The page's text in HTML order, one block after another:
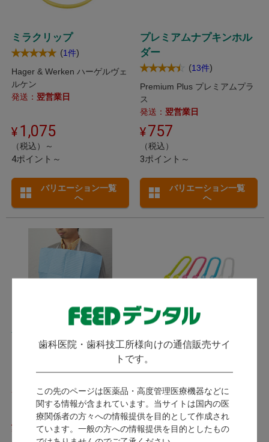
歯科医院・歯科技工所様向けの通信販売サイ
トです。
この先のページは医薬品・高度管理医療機器などに
関する情報が含まれています。当サイトは国内の医
療関係者の方々への情報提供を目的として作成され
ています。一般の方への情報提供を目的としたもの
ミラクリップ
(1件)
Hager & Werken ハーゲルヴェ
ルケン
発送： 翌営業日
1,075
（税込）～
4ポイント～
バリエーション一覧
へ
プレミアムナプキンホル
ダー
(13件)
Premium Plus プレミアムプラ
ス
発送： 翌営業日
757
（税込）
3ポイント～
バリエーション一覧
へ
ペーパーエプロンホルダ
ー テープタイプ
Premium Plus プレミアムプラ
ルエプロンホルダー。
発送： 翌営業日
759
ファーストレイト / 強いクリッ
プで紙エプロンをしっかり固
さの調節ができるエプロンクリ
ップ。
メーカー直送
(キャンセル・返品不可)
6,336